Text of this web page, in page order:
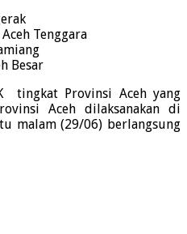
Tenggara
Besar
tingkat Provinsi Aceh yang
Aceh dilaksanakan di
malam (29/06) berlangsung